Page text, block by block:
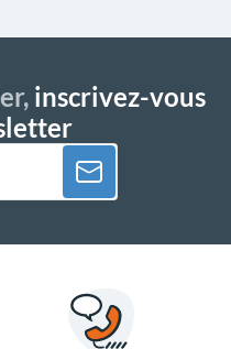
inscrivez-vous